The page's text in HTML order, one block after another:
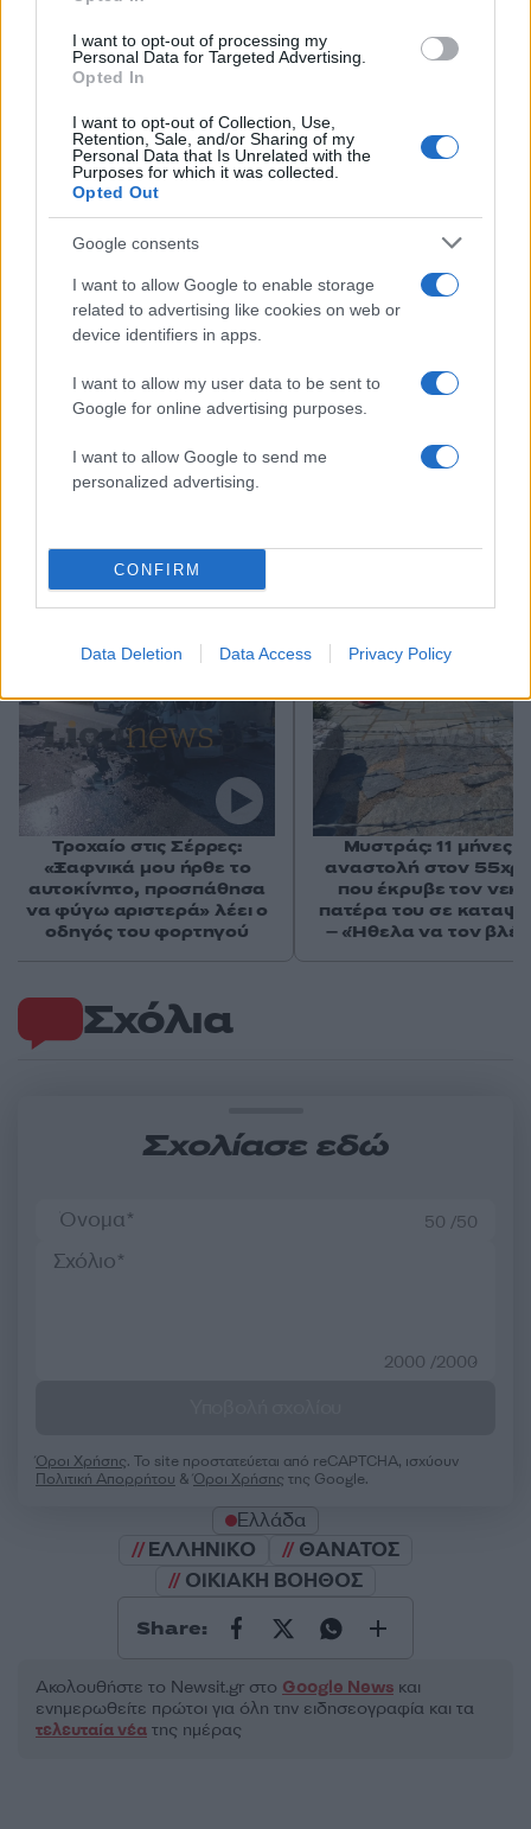
I want to opt-out of processing my
Personal Data for Targeted Advertising.
Opted In
I want to opt-out of Collection, Use,
Retention, Sale, and/or Sharing of my
Personal Data that Is Unrelated with the
Purposes for which it was collected.
Opted Out
Google consents
I want to allow Google to enable storage
related to advertising like cookies on web or
device identifiers in apps.
I want to allow my user data to be sent to
Google for online advertising purposes.
I want to allow Google to send me
personalized advertising.
CONFIRM
Data Deletion Data Access Privacy Policy
Ο δικηγόρος της οικιακού βοηθού,
Κωνσταντίνος Γκέγκοβιτς, μιλώντας στο Live
News και σχολιάζοντας αυτή την αποκάλυψη της
εκπομπής επεσήμανε πως «έχει το νόμιμο
δικαίωμα να το κάνει».
Σχόλια
Σχολίασε εδώ
50 /50
2000 /2000
Όροι Χρήσης. Το site προστατεύεται από reCAPTCHA, ισχύουν
Πολιτική Απορρήτου &Όροι Χρήσης της Google.
Ελλάδα
ΕΛΛΗΝΙΚΟ
ΘΑΝΑΤΟΣ
ΟΙΚΙΑΚΗ ΒΟΗΘΟΣ
Share:
Ακολουθήστε το Νewsit.gr στο Google News και
ενημερωθείτε πρώτοι για όλη την ειδησεογραφία και τα
τελευταία νέα της ημέρας
Αν τα χάσατε
Τροχαίο στις Σέρρες:
«Ξαφνικά μου ήρθε το
αυτοκίνητο, προσπάθησα
να φύγω αριστερά» λέει ο
οδηγός του φορτηγού
Ανανεώθηκε πριν
Μυστράς: 11 μήνες
αναστολή στον
που έκρυβε τον
πατέρα του σε
– «Ήθελα να τον